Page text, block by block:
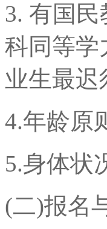
3. 有国
科同等学
业生最
4.年龄原
5.身体状
(二)报名